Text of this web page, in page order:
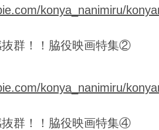
konya_nanimiru/
群！！脇役映画特集②
konya_nanimiru/
群！！脇役映画特集④